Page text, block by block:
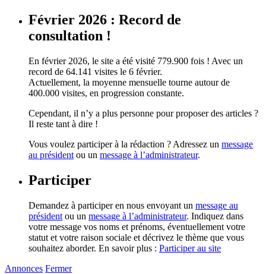
Février 2026 : Record de
consultation !
En février 2026, le site a été visité 779.900 fois ! Avec un
record de 64.141 visites le 6 février.
Actuellement, la moyenne mensuelle tourne autour de
400.000 visites, en progression constante.
Cependant, il n’y a plus personne pour proposer des articles ?
Il reste tant à dire !
Vous voulez participer à la rédaction ? Adressez un message
au président ou un message à l’administrateur.
Participer
Demandez à participer en nous envoyant un message au
président ou un message à l’administrateur. Indiquez dans
votre message vos noms et prénoms, éventuellement votre
statut et votre raison sociale et décrivez le thème que vous
souhaitez aborder. En savoir plus : Participer au site
Annonces Fermer